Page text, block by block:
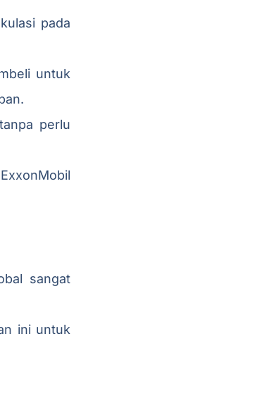
pada
untuk
perlu
sangat
ini untuk